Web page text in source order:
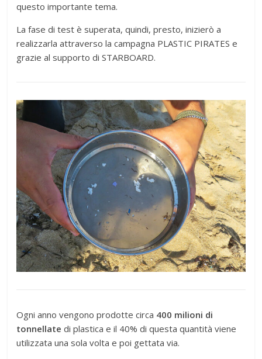
questo importante tema.
La fase di test è superata, quindi, presto, inizierò a
realizzarla attraverso la campagna PLASTIC PIRATES e
grazie al supporto di STARBOARD.
Ogni anno vengono prodotte circa 400 milioni di
tonnellate di plastica e il 40% di questa quantità viene
utilizzata una sola volta e poi gettata via.